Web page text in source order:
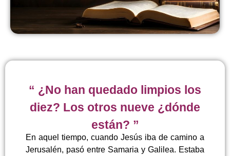
“ ¿No han quedado limpios los
diez? Los otros nueve ¿dónde
están? ”
En aquel tiempo, cuando Jesús iba de camino a
Jerusalén, pasó entre Samaria y Galilea. Estaba